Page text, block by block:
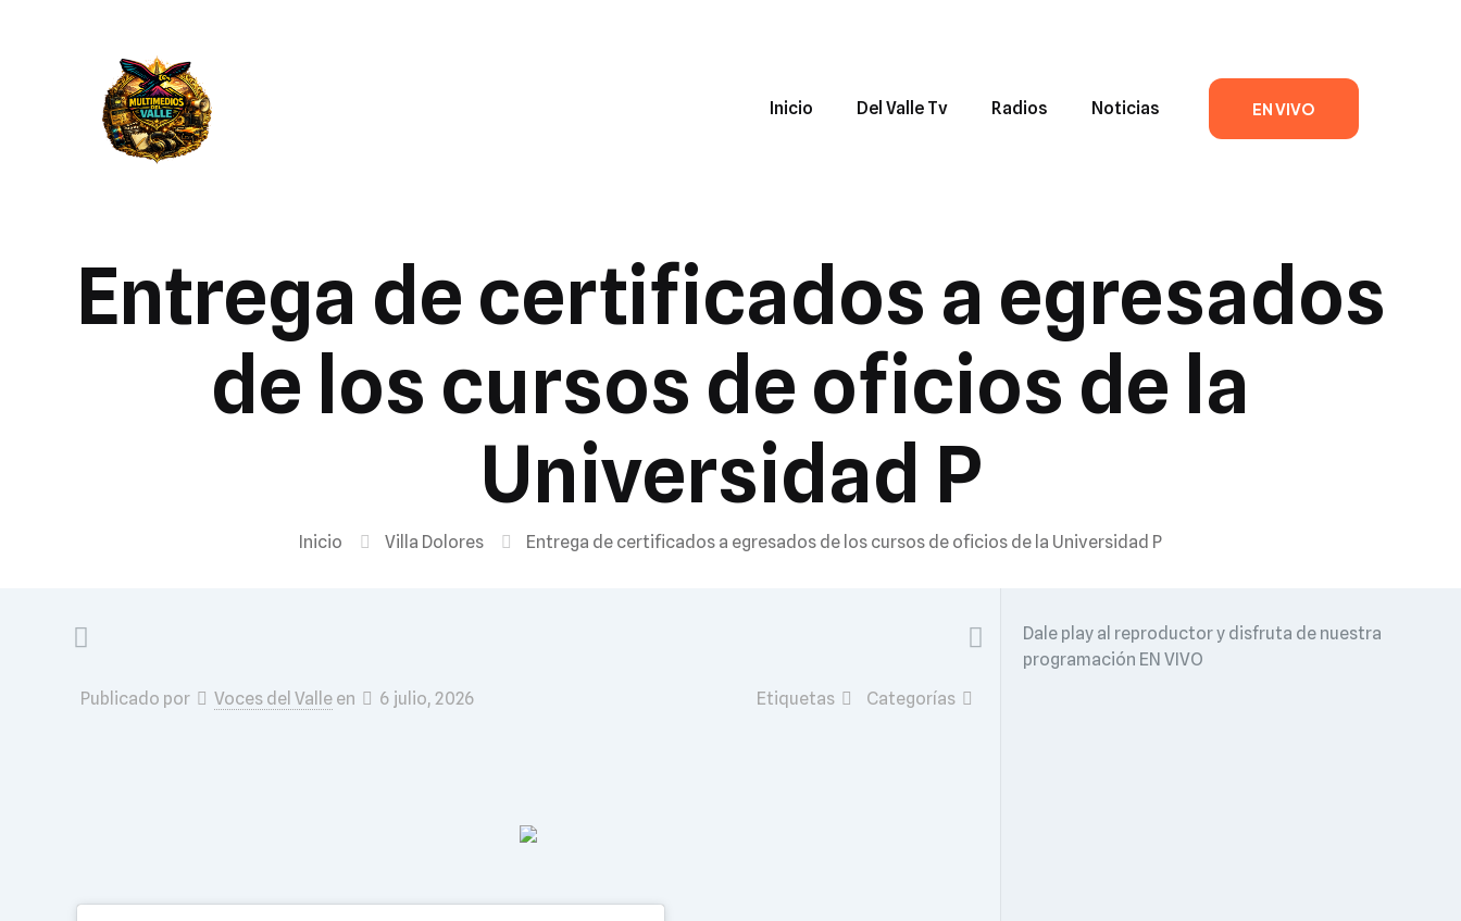
Inicio Del Valle Tv Radios Noticias EN VIVO
Entrega de certificados a egresados
de los cursos de oficios de la
Universidad P
Inicio Villa Dolores Entrega de certificados a egresados de los cursos de oficios de la Universidad P
Publicado por Voces del Valle en 6 julio, 2026 Categorías
Etiquetas
Dale play al reproductor y disfruta de nuestra
programación EN VIVO